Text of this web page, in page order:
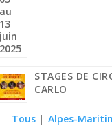
STAGES DE
CARLO
Tous | Alpes-